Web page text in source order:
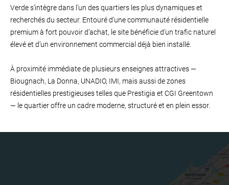
Verde s’intègre dans l’un des quartiers les plus dynamiques et
recherchés du secteur. Entouré d’une communauté résidentielle
premium à fort pouvoir d’achat, le site bénéficie d’un trafic naturel
élevé et d’un environnement commercial déjà bien installé.
À proximité immédiate de plusieurs enseignes attractives —
Biougnach, La Donna, UNADIO, IMI, mais aussi de zones
résidentielles prestigieuses telles que Prestigia et CGI Greentown
— le quartier offre un cadre moderne, structuré et en plein essor.